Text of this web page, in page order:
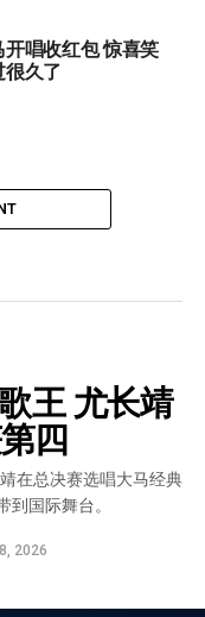
唱收红包 惊喜笑
久了
王 尤长靖
四
在总决赛选唱大马经典
国际舞台。
2026